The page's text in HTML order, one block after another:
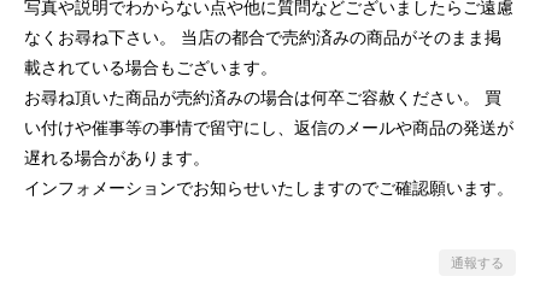
写真や説明でわからない点や他に質問などございましたらご遠慮
なくお尋ね下さい。 当店の都合で売約済みの商品がそのまま掲
載されている場合もございます。
お尋ね頂いた商品が売約済みの場合は何卒ご容赦ください。 買
い付けや催事等の事情で留守にし、返信のメールや商品の発送が
遅れる場合があります。
インフォメーションでお知らせいたしますのでご確認願います。
通報する